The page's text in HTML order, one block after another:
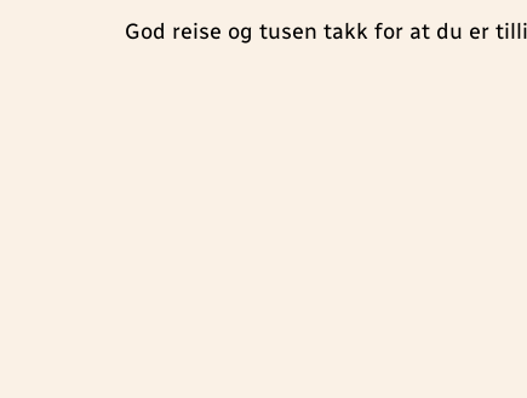
God reise og tusen takk for at du er